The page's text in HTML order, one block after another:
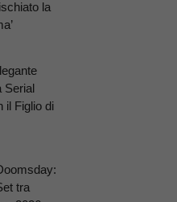
la
Serial
il Figlio di
tra